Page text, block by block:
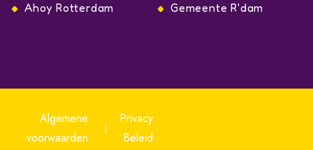
Ahoy Rotterdam
Gemeente R'dam
Algemene
voorwaarden
Privacy
Beleid